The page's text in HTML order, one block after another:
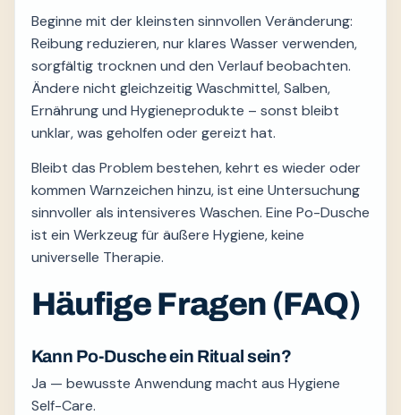
Beginne mit der kleinsten sinnvollen Veränderung:
Reibung reduzieren, nur klares Wasser verwenden,
sorgfältig trocknen und den Verlauf beobachten.
Ändere nicht gleichzeitig Waschmittel, Salben,
Ernährung und Hygieneprodukte – sonst bleibt
unklar, was geholfen oder gereizt hat.
Bleibt das Problem bestehen, kehrt es wieder oder
kommen Warnzeichen hinzu, ist eine Untersuchung
sinnvoller als intensiveres Waschen. Eine Po-Dusche
ist ein Werkzeug für äußere Hygiene, keine
universelle Therapie.
Häufige Fragen (FAQ)
Kann Po-Dusche ein Ritual sein?
Ja — bewusste Anwendung macht aus Hygiene
Self-Care.